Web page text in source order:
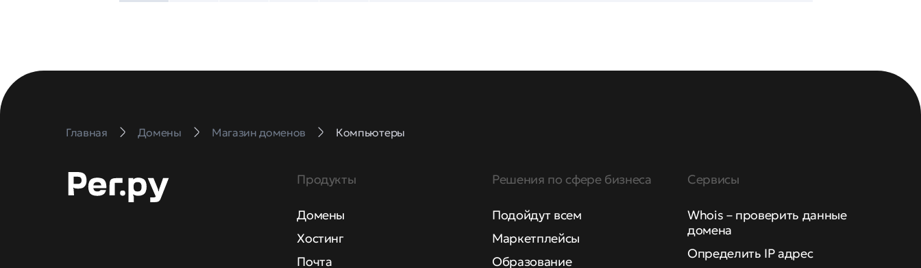
Главная Домены Магазин доменов Компьютеры
Продукты
Домены
Хостинг
Почта
Решения по сфере бизнеса
Подойдут всем
Маркетплейсы
Образование
Сервисы
Whois – проверить данные
домена
Определить IP адрес